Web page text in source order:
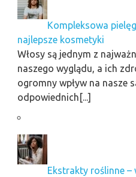
Kompleksowa
najlepsze kosmetyki
Włosy są jednym z
naszego wyglądu, a ich
ogromny wpływ na nasze
odpowiednich[...]
Ekstrakty roślinne –